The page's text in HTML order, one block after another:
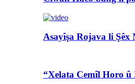
Asayîşa Rojava li Şêx
“Xelata Cemîl Horo û